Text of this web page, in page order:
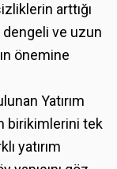
arttığı
dengeli ve uzun
önemine
Yatırım
birikimlerini tek
yatırım